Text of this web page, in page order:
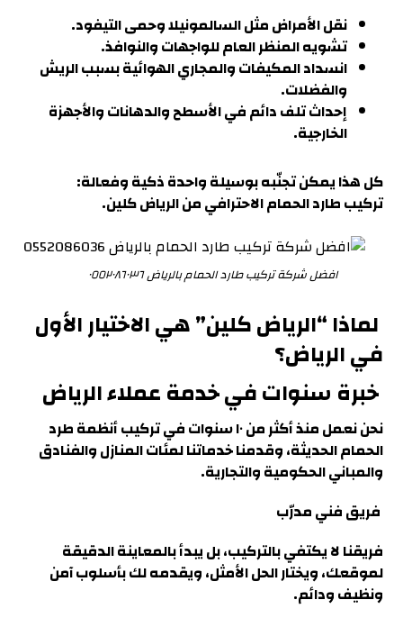
نقل الأمراض مثل السالمونيلا وحمى التيفود.
تشويه المنظر العام للواجهات والنوافذ.
انسداد المكيفات والمجاري الهوائية بسبب الريش
والفضلات.
إحداث تلف دائم في الأسطح والدهانات والأجهزة
الخارجية.
كل هذا يمكن تجنّبه بوسيلة واحدة ذكية وفعالة:
تركيب طارد الحمام الاحترافي من الرياض كلين.
افضل شركة تركيب طارد الحمام بالرياض ٠٥٥٢٠٨٦٠٣٦
لماذا “الرياض كلين” هي الاختيار الأول
في الرياض؟
خبرة سنوات في خدمة عملاء الرياض
نحن نعمل منذ أكثر من ١٠ سنوات في تركيب أنظمة طرد
الحمام الحديثة، وقدمنا خدماتنا لمئات المنازل والفنادق
والمباني الحكومية والتجارية.
فريق فني مدرّب
فريقنا لا يكتفي بالتركيب، بل يبدأ بالمعاينة الدقيقة
لموقعك، ويختار الحل الأمثل، ويقدمه لك بأسلوب آمن
ونظيف ودائم.